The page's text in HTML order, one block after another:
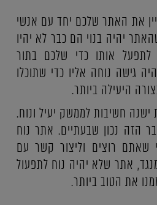
את האתר שלכם יחד עם אנשי
יהיה בנוי הם כבר לא יהיו
אותו כדי שלכם בתור
גישה נוחה אליו כדי שתוכלו
היעילה ביותר.
חשיבות לממשק יעיל ונוח.
הזה נכון שבעתיים. אתר נוח
שאתם רוצים וליצור קשר עם
אתר שלא יהיה נוח לתפעול
את הטוב ביותר.